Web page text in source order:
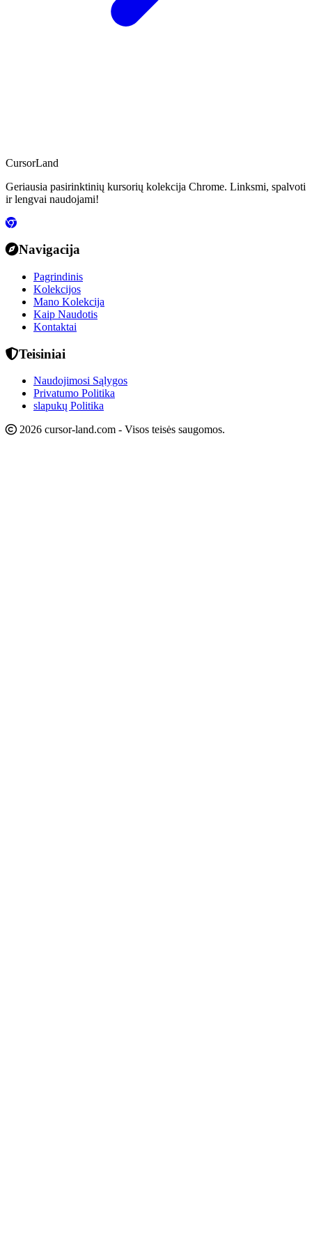
CursorLand
Geriausia pasirinktinių kursorių kolekcija Chrome. Linksmi, spalvoti
ir lengvai naudojami!
Navigacija
Pagrindinis
Kolekcijos
Mano Kolekcija
Kaip Naudotis
Kontaktai
Teisiniai
Naudojimosi Sąlygos
Privatumo Politika
slapukų Politika
2026 cursor-land.com - Visos teisės saugomos.